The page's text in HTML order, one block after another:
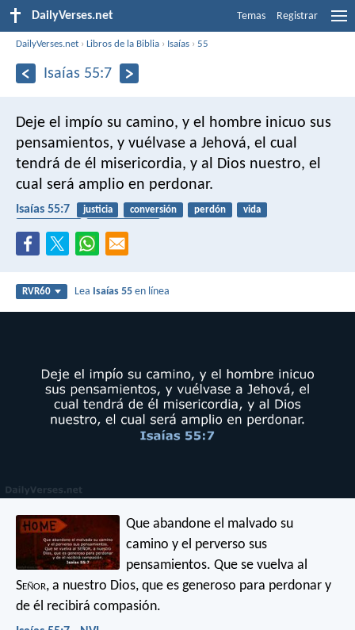
DailyVerses.net Temas Registrar
DailyVerses.net ›Libros de la Biblia › Isaías ›55
Isaías 55:7
Deje el impío su camino, y el hombre inicuo sus
pensamientos, y vuélvase a Jehová, el cual
tendrá de él misericordia, y al Dios nuestro, el
cual será amplio en perdonar.
Isaías 55:7 justicia conversión perdón
vida
RVR60 Lea Isaías 55 en línea
Que abandone el malvado su
camino y el perverso sus
pensamientos. Que se vuelva al
Señor, a nuestro Dios, que es generoso para perdonar y
de él recibirá compasión.